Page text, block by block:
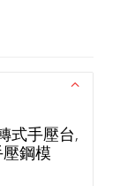
式手壓台,
鋼模